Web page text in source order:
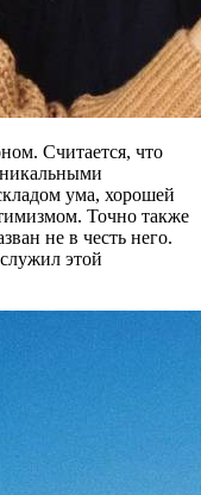
Считается, что
ума, хорошей
Точно также
не в честь него.
этой